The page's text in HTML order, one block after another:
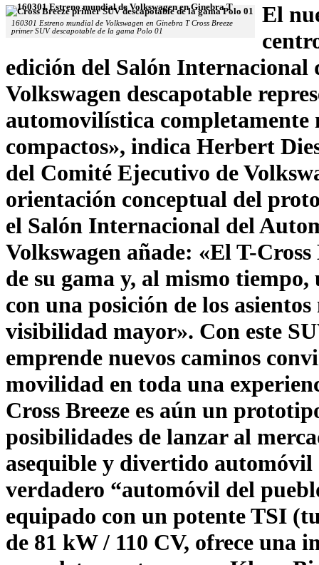
160301 Estreno mundial de Volkswagen en Ginebra T Cross Breeze
primer SUV descapotable de la gama Polo 01
El
edición del Salón
Volkswagen descapotable
automovilística completamente
compactos», indica Herbert
del Comité Ejecutivo de
orientación conceptual del
el Salón Internacional del
Volkswagen añade: «El T-
de su gama y, al mismo
con una posición de los
visibilidad mayor». Con este
emprende nuevos caminos
movilidad en toda una
Cross Breeze es aún un
posibilidades de lanzar al
asequible y divertido
verdadero “automóvil del
equipado con un potente TSI
de 81 kW / 110 CV, ofrece una